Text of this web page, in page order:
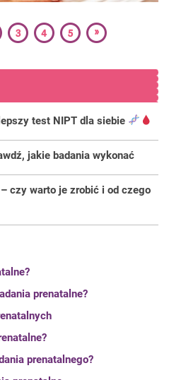
3 4 5 »
test NIPT dla siebie
jakie badania wykonać
czy warto je zrobić i od czego
prenatalne?
prenatalnego?